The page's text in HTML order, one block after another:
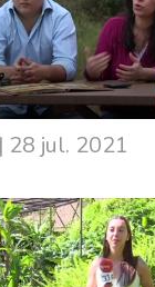
| 28 jul. 2021